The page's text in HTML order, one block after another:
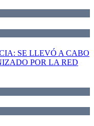
SE LLEVÓ A CABO
POR LA RED